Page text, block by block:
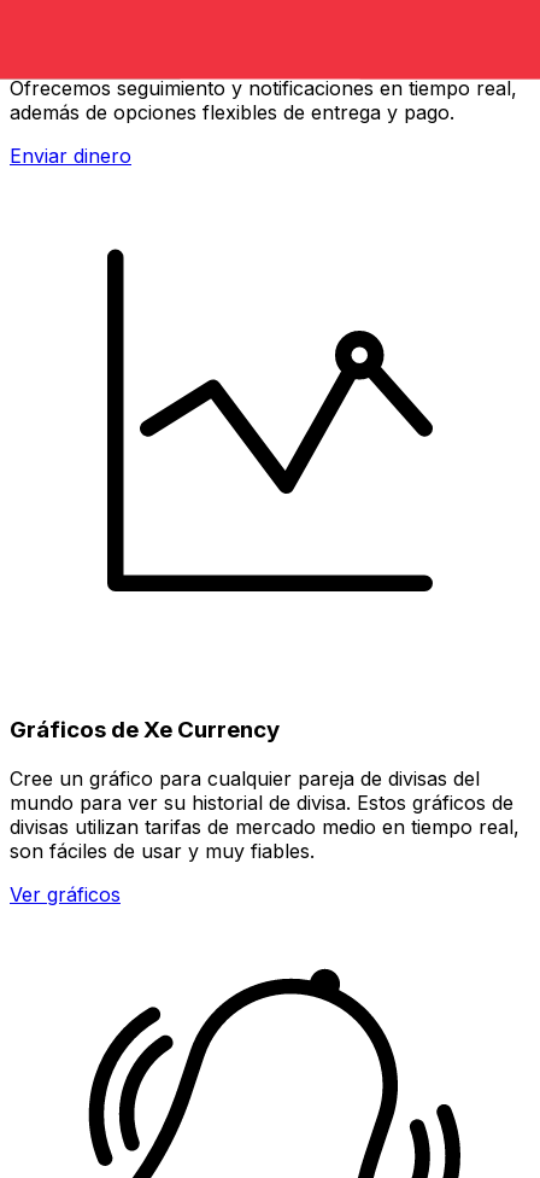
Ofrecemos seguimiento y notificaciones en tiempo real,
además de opciones flexibles de entrega y pago.
Enviar dinero
Gráficos de Xe Currency
Cree un gráfico para cualquier pareja de divisas del
mundo para ver su historial de divisa. Estos gráficos de
divisas utilizan tarifas de mercado medio en tiempo real,
son fáciles de usar y muy fiables.
Ver gráficos